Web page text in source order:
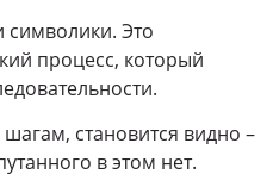
символики. Это
процесс, который
становится видно –
в этом нет.